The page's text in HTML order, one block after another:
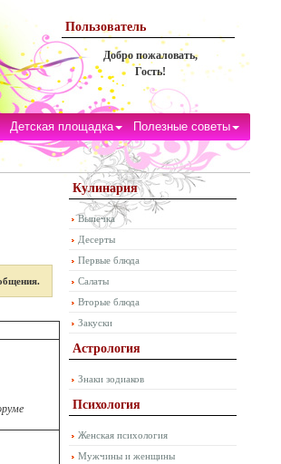
Пользователь
Добро пожаловать,
Гость!
Детская площадка Полезные советы
Кулинария
Выпечка
Десерты
Первые блюда
Салаты
Вторые блюда
Закуски
Астрология
Знаки зодиаков
Психология
Женская психология
Мужчины и женщины